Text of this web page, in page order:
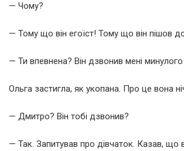
— Чому?
— Тому що він егоїст! Тому що він пішов
— Ти впевнена? Він дзвонив мені
Ольга застигла, як укопана. Про це вона
— Дмитро? Він тобі дзвонив?
— Так. Запитував про дівчаток. Казав, що